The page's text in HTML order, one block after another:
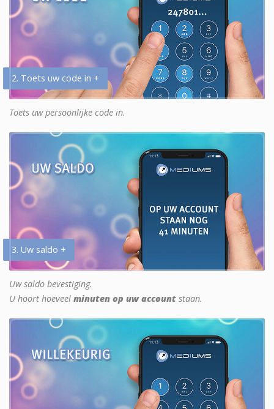
2. Toets uw code in +
Toets uw persoonlijke code in.
3. Uw saldo +
Uw saldo bevestiging.
U hoort hoeveel minuten op uw account staan.